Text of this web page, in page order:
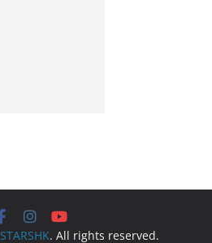
STARSHK. All rights reserved.